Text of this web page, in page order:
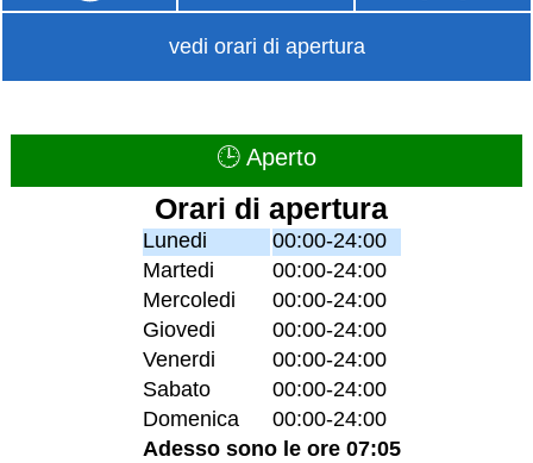
vedi orari di apertura
🕒 Aperto
Orari di apertura
Lunedi
00:00-24:00
Martedi
00:00-24:00
Mercoledi
00:00-24:00
Giovedi
00:00-24:00
Venerdi
00:00-24:00
Sabato
00:00-24:00
Domenica
00:00-24:00
Adesso sono le ore 07:05